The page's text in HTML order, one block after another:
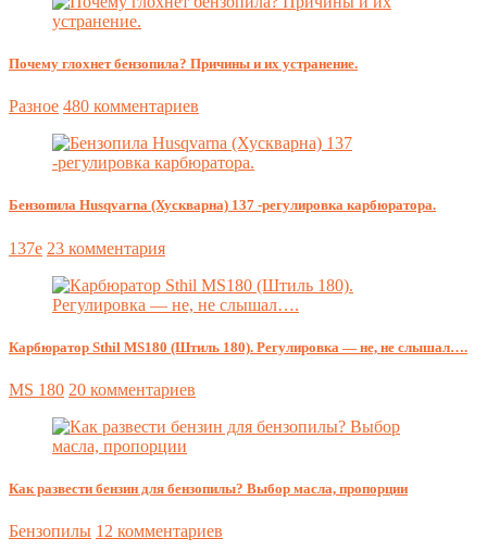
Почему глохнет бензопила? Причины и их устранение.
Разное 480 комментариев
Бензопила Husqvarna (Хускварна) 137 -регулировка карбюратора.
137e 23 комментария
Карбюратор Sthil MS180 (Штиль 180). Регулировка — не, не слышал….
MS 180 20 комментариев
Как развести бензин для бензопилы? Выбор масла, пропорции
Бензопилы 12 комментариев